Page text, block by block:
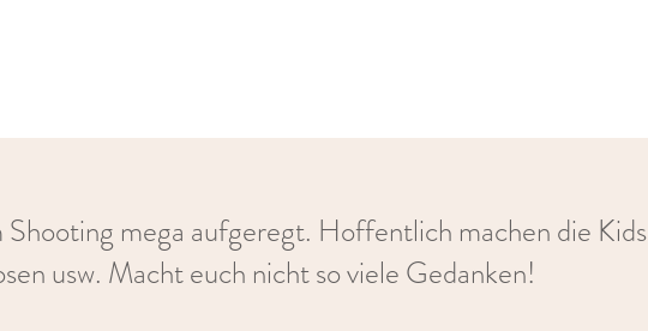
mega aufgeregt. Hoffentlich machen die Kids
usw. Macht euch nicht so viele Gedanken!